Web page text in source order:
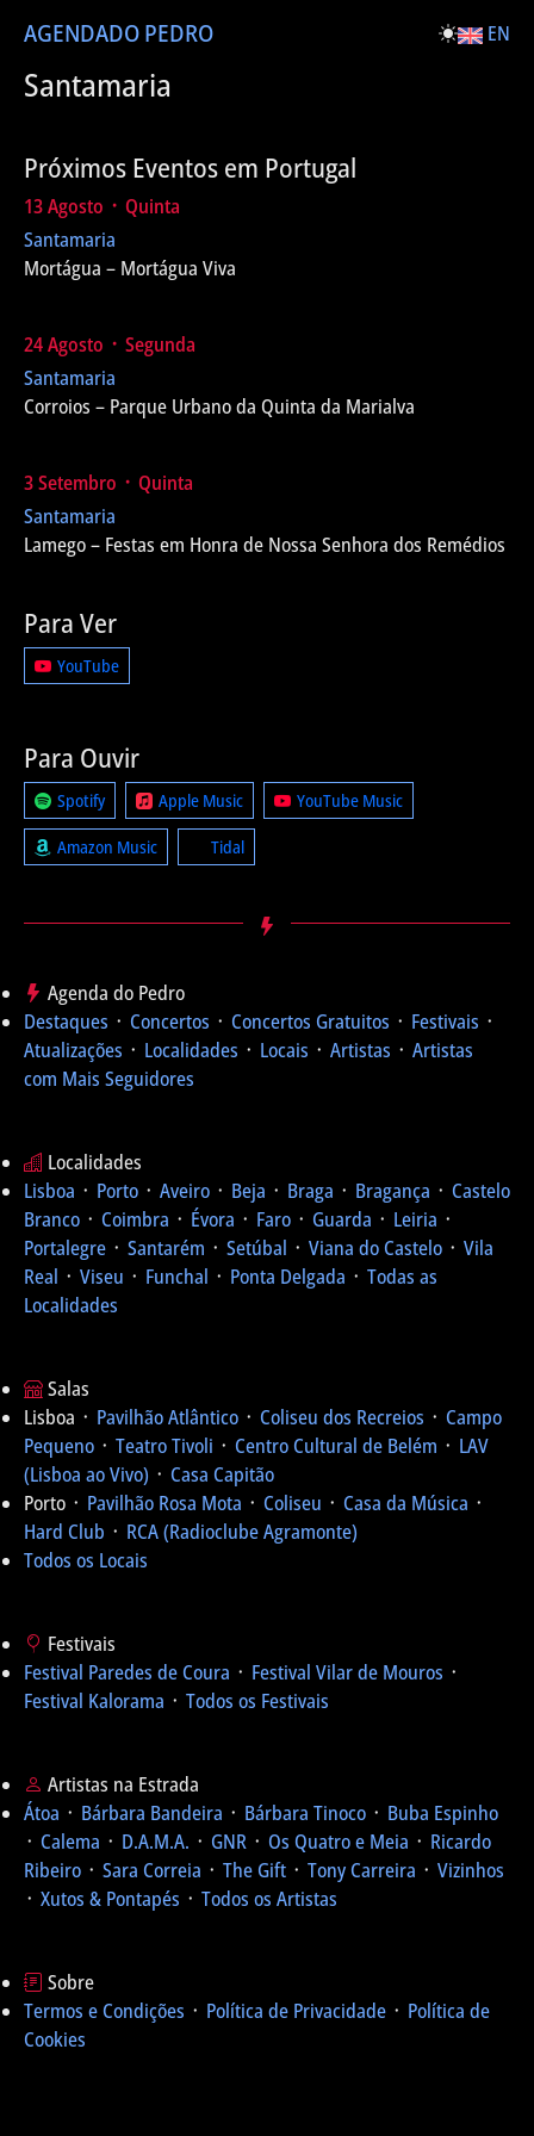
AGENDADO PEDRO EN
Santamaria
Próximos Eventos em Portugal
13 Agosto ᛫ Quinta
Santamaria
Mortágua – Mortágua Viva
24 Agosto ᛫ Segunda
Santamaria
Corroios – Parque Urbano da Quinta da Marialva
3 Setembro ᛫ Quinta
Santamaria
Lamego – Festas em Honra de Nossa Senhora dos Remédios
Para Ver
YouTube
Para Ouvir
Spotify Apple Music YouTube Music
Amazon Music Tidal
Agenda do Pedro
Destaques ᛫ Concertos ᛫ Concertos Gratuitos ᛫ Festivais ᛫
Atualizações ᛫ Localidades ᛫ Locais ᛫ Artistas ᛫ Artistas
com Mais Seguidores
Localidades
Lisboa ᛫ Porto ᛫ Aveiro ᛫ Beja ᛫ Braga ᛫ Bragança ᛫ Castelo
Branco ᛫ Coimbra ᛫ Évora ᛫ Faro ᛫ Guarda ᛫ Leiria ᛫
Portalegre ᛫ Santarém ᛫ Setúbal ᛫ Viana do Castelo ᛫ Vila
Real ᛫ Viseu ᛫ Funchal ᛫ Ponta Delgada ᛫ Todas as
Localidades
Salas
Lisboa ᛫ Pavilhão Atlântico ᛫ Coliseu dos Recreios ᛫ Campo
Pequeno ᛫ Teatro Tivoli ᛫ Centro Cultural de Belém ᛫ LAV
(Lisboa ao Vivo) ᛫ Casa Capitão
Porto ᛫ Pavilhão Rosa Mota ᛫ Coliseu ᛫ Casa da Música ᛫
Hard Club ᛫ RCA (Radioclube Agramonte)
Todos os Locais
Festivais
Festival Paredes de Coura ᛫ Festival Vilar de Mouros ᛫
Festival Kalorama ᛫ Todos os Festivais
Artistas na Estrada
Átoa ᛫ Bárbara Bandeira ᛫ Bárbara Tinoco ᛫ Buba Espinho
᛫ Calema ᛫ D.A.M.A. ᛫ GNR ᛫ Os Quatro e Meia ᛫ Ricardo
Ribeiro ᛫ Sara Correia ᛫ The Gift ᛫ Tony Carreira ᛫ Vizinhos
᛫ Xutos & Pontapés ᛫ Todos os Artistas
Sobre
Termos e Condições ᛫ Política de Privacidade ᛫ Política de
Cookies